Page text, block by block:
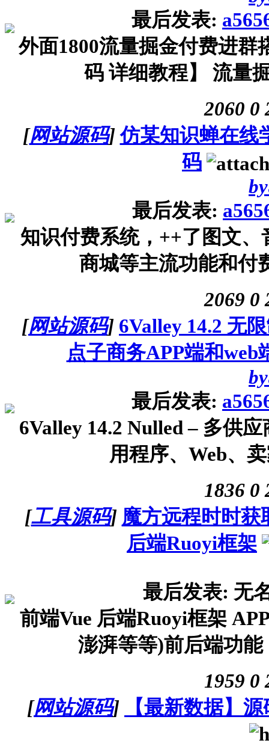
最后发表:
外面1800流量掘金付费进群
码 详细教程】 流量
2060 0
[网站源码] 仿某知识蝉在线
码
by
最后发表:
知识付费系统，++了图文
商城等主流功能和付
2069 0
[网站源码] 6Valley 14.2 无
点子商务APP端和web
by
最后发表:
6Valley 14.2 Nulled – 多供
用程序、Web、
1836 0
[工具源码] 魔方远程时时获
后端Ruoyi框架
最后发表: 无
前端Vue 后端Ruoyi框架
澎湃等等)前后端功
1959 0
[网站源码] 【最新数据】